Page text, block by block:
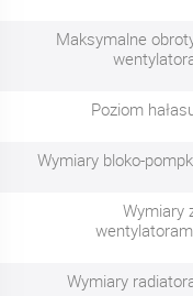
Maksymalne
Poziom
Wymiary bloko-
Wymiary
Wymiary